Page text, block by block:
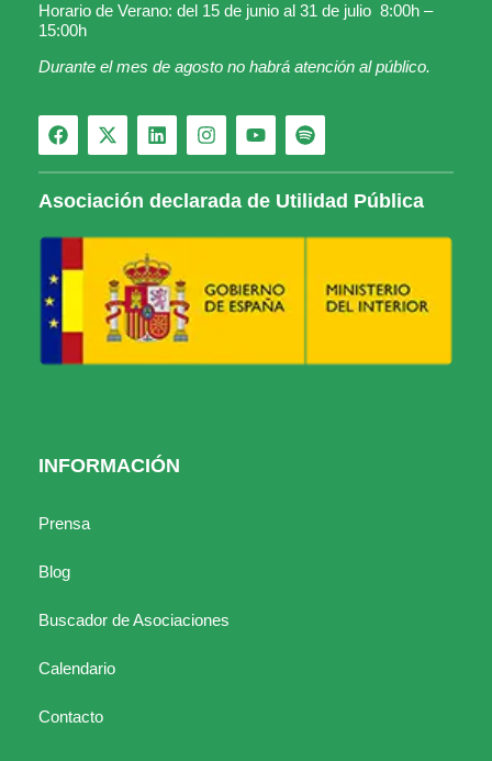
Horario de Verano: del 15 de junio al 31 de julio 8:00h –
15:00h
Durante el mes de agosto no habrá atención al público.
Asociación declarada de Utilidad Pública
INFORMACIÓN
Prensa
Blog
Buscador de Asociaciones
Calendario
Contacto